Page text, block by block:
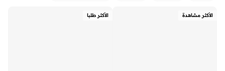
الأكثر مشاهدة الأكثر طلبا